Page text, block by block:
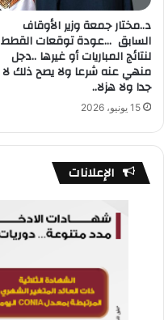
د..مختار جمعة وزير الأوقاف
السابق …عودة توقعات القطط
لنتائج المباريات أو غيرها ..دجل
منهي عنه شرعا ولا يصح ذلك لا
جدا ولا هزلا..
15 يونيو، 2026
الإعلانات